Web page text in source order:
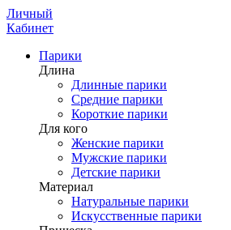
Личный
Кабинет
Парики
Длина
Длинные парики
Средние парики
Короткие парики
Для кого
Женские парики
Мужские парики
Детские парики
Материал
Натуральные парики
Искусственные парики